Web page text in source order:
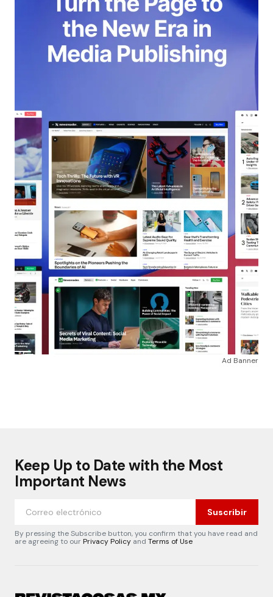
Ad Banner
Keep Up to Date with the Most
Important News
Suscribir
By pressing the Subscribe button, you confirm that you have read and
are agreeing to ourPrivacy Policy and Terms of Use